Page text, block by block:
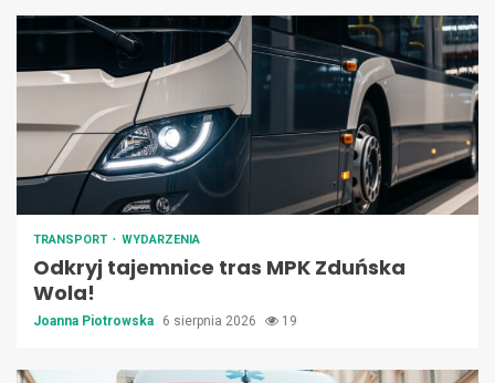
TRANSPORT WYDARZENIA
Odkryj tajemnice tras MPK Zduńska
Wola!
Joanna Piotrowska 6 sierpnia 2026 19